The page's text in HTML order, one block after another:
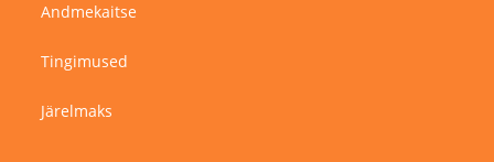
Andmekaitse
Tingimused
Järelmaks